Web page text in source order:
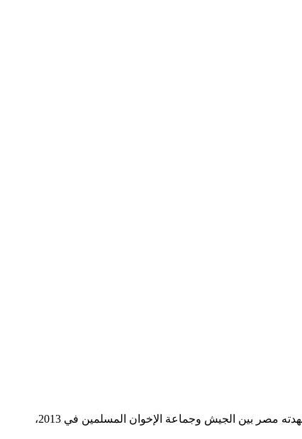
جنرال يعطّل الدستور، ويقيل رئيسا إسلاميا، تظاهرات ومجموعات متطرفة في سيناء…. وقائع من مسلسل رمضاني يروي قصة الصراع الذي شهدته مصر بين الجيش وجماعة الإخوان المسلمين في 2013،